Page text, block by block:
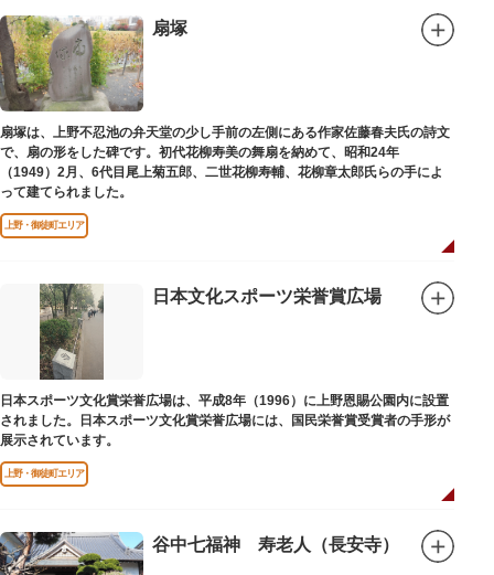
扇塚
扇塚は、上野不忍池の弁天堂の少し手前の左側にある作家佐藤春夫氏の詩文
で、扇の形をした碑です。初代花柳寿美の舞扇を納めて、昭和24年
（1949）2月、6代目尾上菊五郎、二世花柳寿輔、花柳章太郎氏らの手によ
って建てられました。
上野・御徒町エリア
日本文化スポーツ栄誉賞広場
日本スポーツ文化賞栄誉広場は、平成8年（1996）に上野恩賜公園内に設置
されました。日本スポーツ文化賞栄誉広場には、国民栄誉賞受賞者の手形が
展示されています。
上野・御徒町エリア
谷中七福神 寿老人（長安寺）